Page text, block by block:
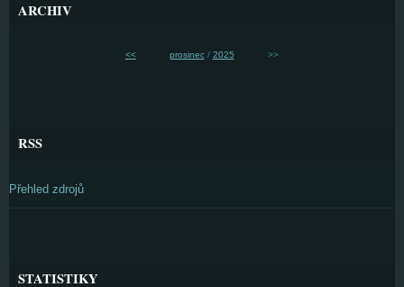
ARCHIV
<< prosinec/ 2025 >>
RSS
Přehled zdrojů
STATISTIKY